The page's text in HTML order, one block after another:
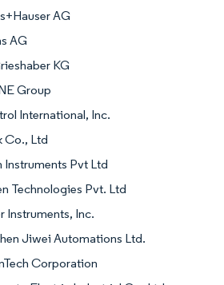
AG
AG
KG
Group
International, Inc.
Co., Ltd
Instruments Pvt Ltd
Technologies Pvt. Ltd
Instruments, Inc.
Jiwei Automations Ltd.
Corporation